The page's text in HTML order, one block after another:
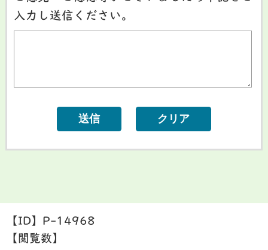
入力し送信ください。
【ID】 P-14968
【閲覧数】